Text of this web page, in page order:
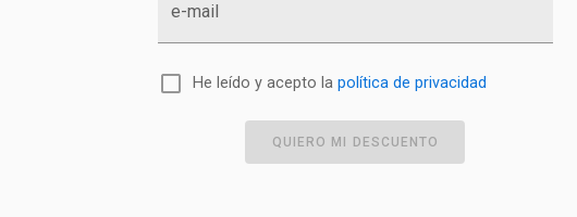
e-mail
He leído y acepto la política de privacidad
QUIERO MI DESCUENTO